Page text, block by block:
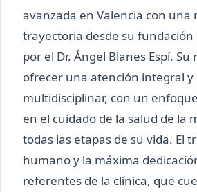
avanzada en Valencia con una
trayectoria desde su fundación
por el Dr. Ángel Blanes Espí. Su
ofrecer una atención integral y
multidisciplinar, con un
en el cuidado de la salud de la
todas las etapas de su vida. El
humano y la máxima
referentes de la clínica, que